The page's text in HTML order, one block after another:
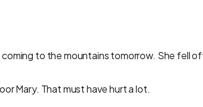
coming to the mountains tomorrow. She fell
Mary. That must have hurt a lot.